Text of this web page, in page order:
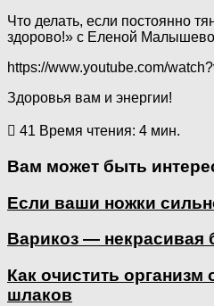
Что делать, если постоянно
здорово!» с Еленой
https://www.youtube.com/
Здоровья вам и энергии!
41 Время чтения: 4 мин.
Вам может быть
Если ваши ножки
Варикоз — некрасивая
Как очистить организм
шлаков